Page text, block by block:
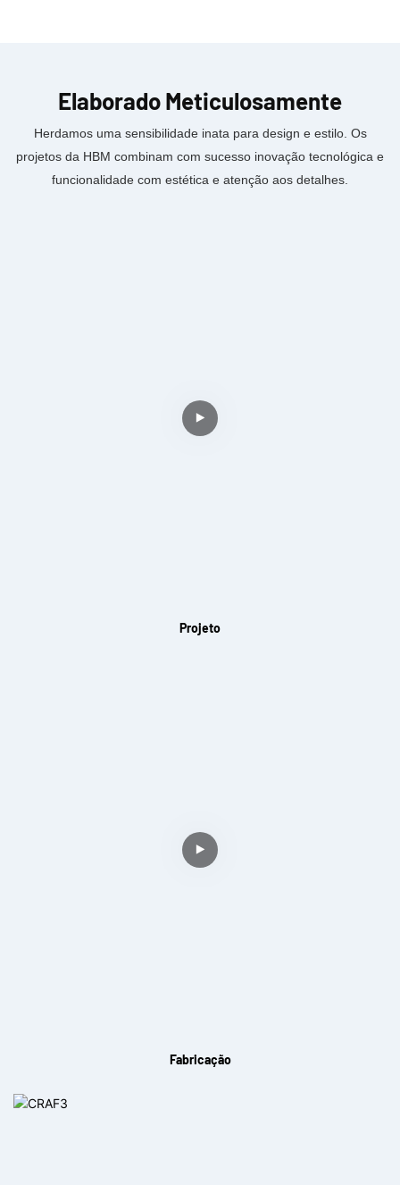
ElaboradoMeticulosamente
Herdamos uma sensibilidade inata para design e estilo. Os
projetos da HBM combinam com sucesso inovação tecnológica e
funcionalidade com estética e atenção aos detalhes.
Projeto
Fabricação